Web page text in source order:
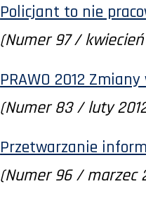
Policjant to nie
(Numer 97 / kwiecień
PRAWO 2012
(Numer 83 / luty
Przetwarzanie
(Numer 96 / marzec